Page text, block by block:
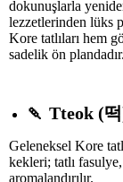
dokunuşlarla
lezzetlerinden lüks
Kore tatlıları hem
sadelik ön
🍡 Tteok (떡
Geleneksel Kore
kekleri; tatlı
aromalandırılır.